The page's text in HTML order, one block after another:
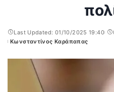
Last Updated: 01/10/2025 19:40
Posted
Κωνσταντίνος Καράπαπας